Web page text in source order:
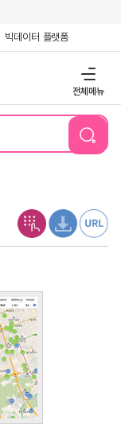
빅데이터 플랫폼
전체메뉴